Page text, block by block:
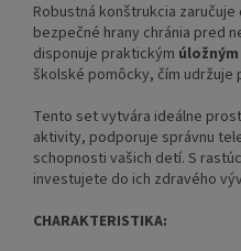
Robustná konštrukcia zaručuje
bezpečné hrany chránia pred
disponuje praktickým
školské pomôcky, čím
Tento set vytvára ideálne
aktivity, podporuje správnu
schopnosti vašich detí. S
investujete do ich zdravého
CHARAKTERISTIKA: